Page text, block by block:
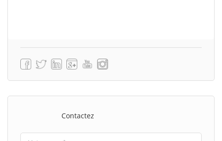
Contactez